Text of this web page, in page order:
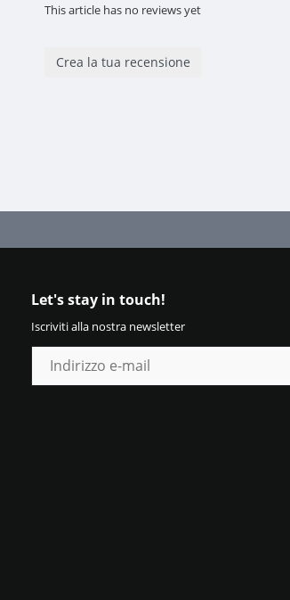
This article has no reviews yet
Crea la tua recensione
Let's stay in touch!
Iscriviti alla nostra newsletter